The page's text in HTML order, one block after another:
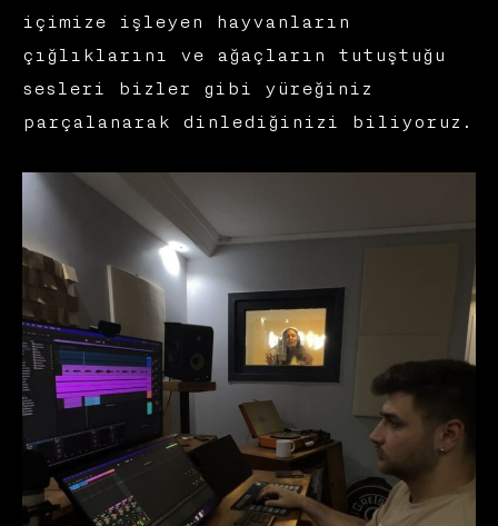
içimize işleyen hayvanların
çığlıklarını ve ağaçların tutuştuğu
sesleri bizler gibi yüreğiniz
parçalanarak dinlediğinizi biliyoruz.